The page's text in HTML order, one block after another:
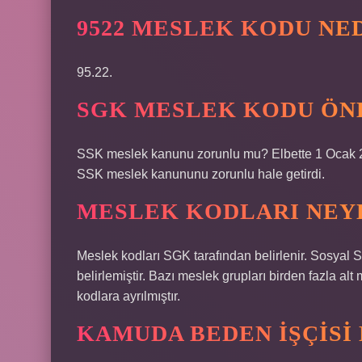
9522 MESLEK KODU
95.22.
SGK MESLEK KODU
SSK meslek kanunu zorunlu mu? Elbette 1
SSK meslek kanununu zorunlu hale getirdi.
MESLEK KODLARI
Meslek kodları SGK tarafından belirlenir.
belirlemiştir. Bazı meslek grupları birden fazla alt
kodlara ayrılmıştır.
KAMUDA BEDEN IŞÇISI